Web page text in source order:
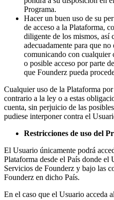
Programa.
Hacer un buen uso de su
de acceso a la Plataforma,
diligente de los mismos, así
adecuadamente para que
comunicando con cualquier
o posible acceso por parte
que Founderz pueda
Cualquier uso de la Plataforma
contrario a la ley o a estas
cuenta, sin perjuicio de las
pudiese interponer contra el
Restricciones de uso del
El Usuario únicamente podrá
Plataforma desde el País donde el
Servicios de Founderz y bajo las
Founderz en dicho País.
En el caso que el Usuario acceda